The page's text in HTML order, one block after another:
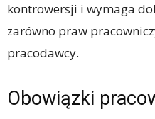
kontrowersji i wymaga
zarówno praw
pracodawcy.
Obowiązki